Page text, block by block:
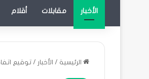
الأخبار مقابلات أقلام
الرئيسية / الأخبار / توقيع